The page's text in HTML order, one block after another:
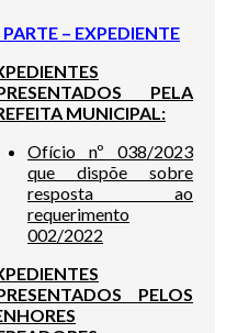
PARTE – EXPEDIENTE
PELA
MUNICIPAL:
Ofício nº 038/2023
que dispõe sobre
resposta ao
requerimento
002/2022
PELOS